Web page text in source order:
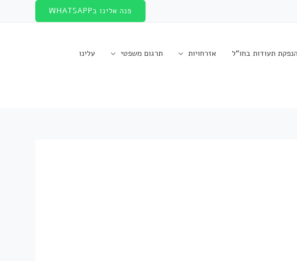
פנה אלינו בWHATSAPP
הנפקת תעודות בחו"ל אזרחויות תרגום משפטי עלינו